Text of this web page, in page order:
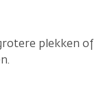
plekken of